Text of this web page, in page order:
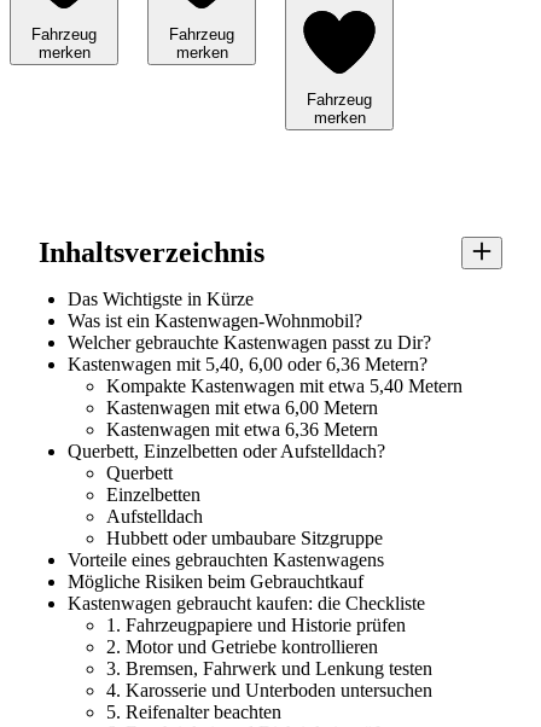
Fahrzeug
merken
Fahrzeug
merken
Fahrzeug
merken
Inhaltsverzeichnis
Das Wichtigste in Kürze
Was ist ein Kastenwagen-Wohnmobil?
Welcher gebrauchte Kastenwagen passt zu Dir?
Kastenwagen mit 5,40, 6,00 oder 6,36 Metern?
Kompakte Kastenwagen mit etwa 5,40 Metern
Kastenwagen mit etwa 6,00 Metern
Kastenwagen mit etwa 6,36 Metern
Querbett, Einzelbetten oder Aufstelldach?
Querbett
Einzelbetten
Aufstelldach
Hubbett oder umbaubare Sitzgruppe
Vorteile eines gebrauchten Kastenwagens
Mögliche Risiken beim Gebrauchtkauf
Kastenwagen gebraucht kaufen: die Checkliste
1. Fahrzeugpapiere und Historie prüfen
2. Motor und Getriebe kontrollieren
3. Bremsen, Fahrwerk und Lenkung testen
4. Karosserie und Unterboden untersuchen
5. Reifenalter beachten